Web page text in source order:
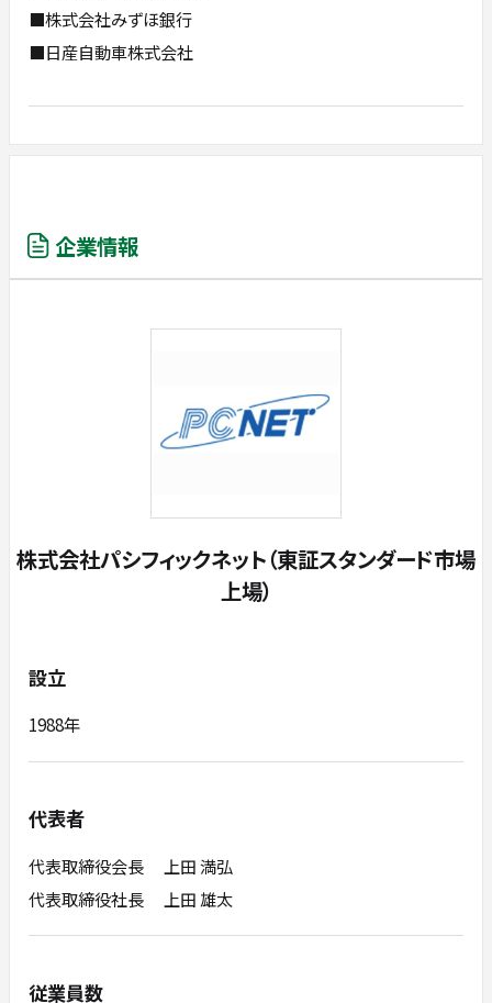
■株式会社みずほ銀行
■日産自動車株式会社
企業情報
株式会社パシフィックネット（東証スタンダード市場
上場）
設立
1988年
代表者
代表取締役会長 上田 満弘
代表取締役社長 上田 雄太
従業員数